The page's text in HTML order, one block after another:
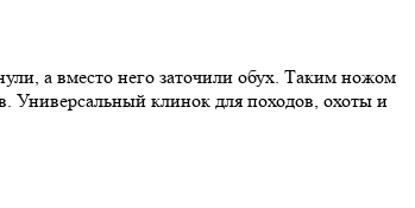
а вместо него заточили обух. Таким ножом
Универсальный клинок для походов, охоты и